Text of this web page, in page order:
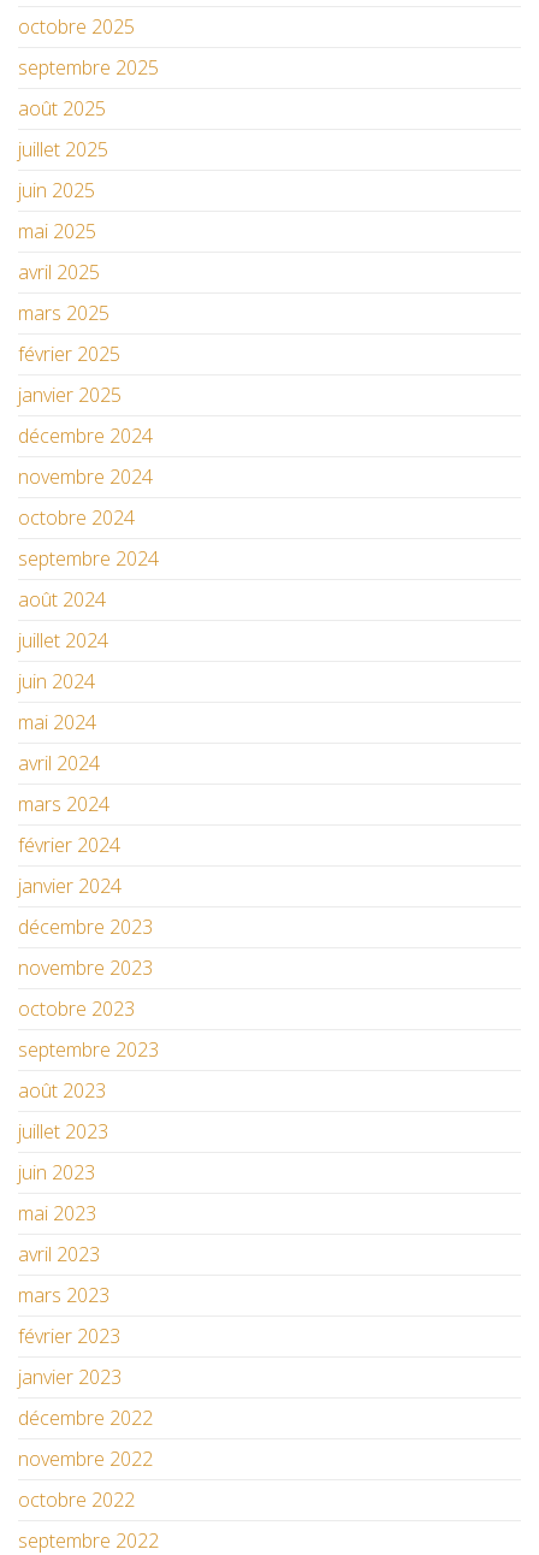
octobre 2025
septembre 2025
août 2025
juillet 2025
juin 2025
mai 2025
avril 2025
mars 2025
février 2025
janvier 2025
décembre 2024
novembre 2024
octobre 2024
septembre 2024
août 2024
juillet 2024
juin 2024
mai 2024
avril 2024
mars 2024
février 2024
janvier 2024
décembre 2023
novembre 2023
octobre 2023
septembre 2023
août 2023
juillet 2023
juin 2023
mai 2023
avril 2023
mars 2023
février 2023
janvier 2023
décembre 2022
novembre 2022
octobre 2022
septembre 2022